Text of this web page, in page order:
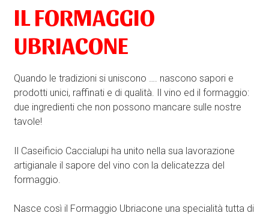
IL FORMAGGIO
UBRIACONE
Quando le tradizioni si uniscono …. nascono sapori e
prodotti unici, raffinati e di qualità. Il vino ed il formaggio:
due ingredienti che non possono mancare sulle nostre
tavole!
Il Caseificio Caccialupi ha unito nella sua lavorazione
artigianale il sapore del vino con la delicatezza del
formaggio.
Nasce così il Formaggio Ubriacone una specialità tutta di